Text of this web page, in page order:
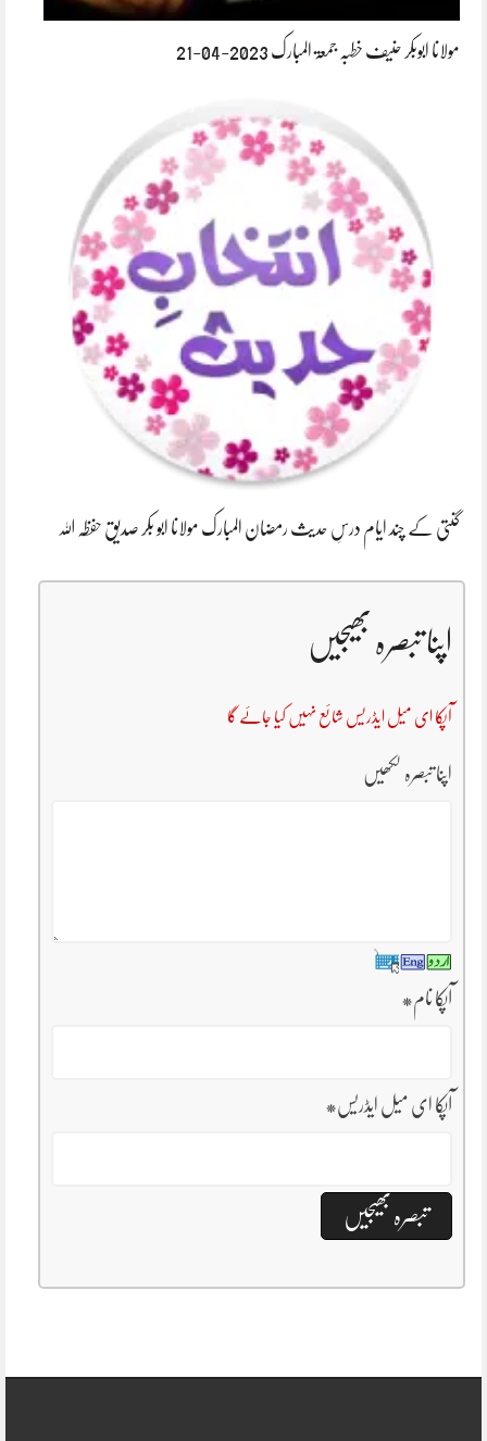
مولانا ابوبکر حنیف خطبہ جمعۃ المبارک 2023-04-21
گنتی کے چند ایام درسِ حدیث رمضان المبارک مولانا ابو بکر صدیق حفظہ اللہ
اپنا تبصرہ بھیجیں
آپکا ای میل ایڈریس شائع نہیں کیا جائے گا
اپنا تبصرہ لکھیں
آپکا نام*
آپکا ای میل ایڈریس*